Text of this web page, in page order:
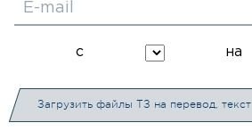
E-mail
с на
Загрузить файлы ТЗ на перевод, текст